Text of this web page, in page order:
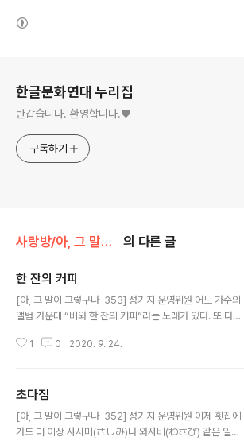
한글문화연대 누리집
반갑습니다. 환영합니다.♥
구독하기
사랑방/아, 그 말이 그렇구나(성기지) 의 다른 글
한 잔의 커피
[아, 그 말이 그렇구나-353] 성기지 운영위원 어느 가수의
앨범 가운데 “비와 한 잔의 커피”라는 노래가 있다. 또 다른
다. ‘한 잔의 커피’와 ‘커피 한 잔’은 같은 뜻이지만 같은 말
한 잔’을 마셔 왔을 뿐, ‘한 잔의 커피’를 마시지는 않았다.
정육점에 가서 ‘돼지고기 한 근’을 주문하기는 해도 ‘한 근
의 돼지고기’를 달라고 말하는 사람은 없다. 영어를 직역한
1 0 2020. 9. 24.
초다짐
[아, 그 말이 그렇구나-352] 성기지 운영위원 이제 횟집에
가도 더 이상 사시미(さしみ)나 와사비(わさび) 같은 일본